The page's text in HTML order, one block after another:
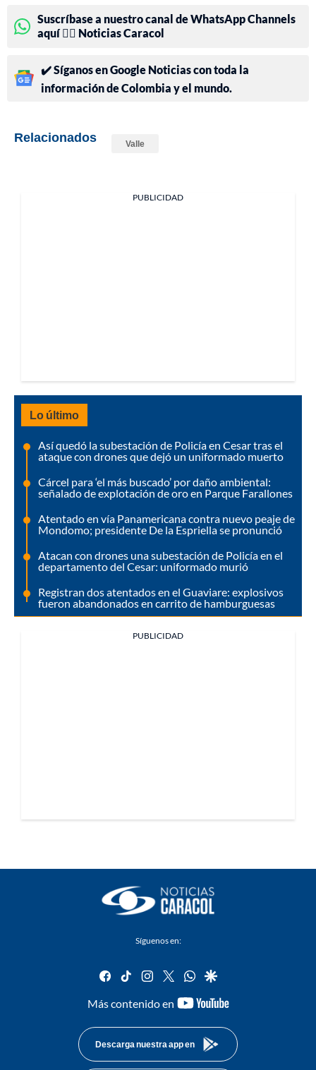
Suscríbase a nuestro canal de WhatsApp Channels
aquí 👉🏻 Noticias Caracol
✔️ Síganos en Google Noticias con toda la
información de Colombia y el mundo.
Relacionados Valle
PUBLICIDAD
Lo último
Así quedó la subestación de Policía en Cesar tras el
ataque con drones que dejó un uniformado muerto
Cárcel para ‘el más buscado’ por daño ambiental:
señalado de explotación de oro en Parque Farallones
Atentado en vía Panamericana contra nuevo peaje de
Mondomo; presidente De la Espriella se pronunció
Atacan con drones una subestación de Policía en el
departamento del Cesar: uniformado murió
Registran dos atentados en el Guaviare: explosivos
fueron abandonados en carrito de hamburguesas
PUBLICIDAD
Síguenos en:
facebook
tiktok instagram
twitterwhatsapp
google
Más contenido en
youtube-
Descarga nuestra app en